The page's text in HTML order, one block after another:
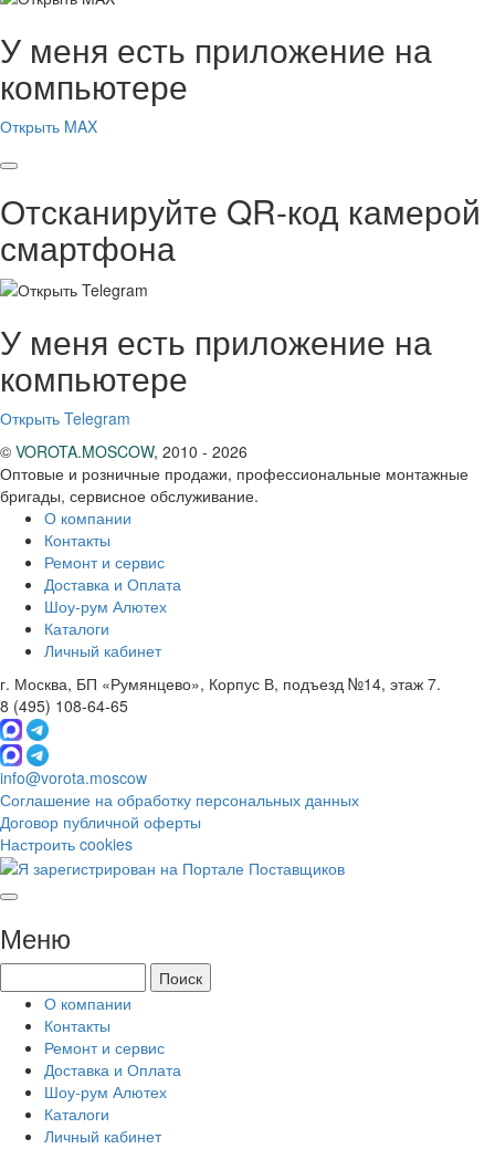
У меня есть приложение на
компьютере
Открыть MAX
Отсканируйте QR-код камерой
смартфона
У меня есть приложение на
компьютере
Открыть Telegram
© VOROTA.MOSCOW, 2010 - 2026
Оптовые и розничные продажи, профессиональные монтажные
бригады, сервисное обслуживание.
О компании
Контакты
Ремонт и сервис
Доставка и Оплата
Шоу-рум Алютех
Каталоги
Личный кабинет
г. Москва, БП «Румянцево», Корпус В, подъезд №14, этаж 7.
8 (495) 108-64-65
info@vorota.moscow
Соглашение на обработку персональных данных
Договор публичной оферты
Настроить cookies
Меню
О компании
Контакты
Ремонт и сервис
Доставка и Оплата
Шоу-рум Алютех
Каталоги
Личный кабинет